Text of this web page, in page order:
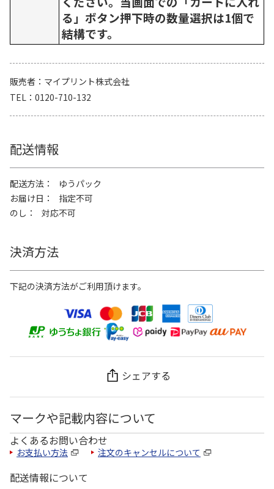
る」ボタン押下時の数量選択は1個で
結構です。
販売者
マイプリント株式会社
TEL
0120-710-132
配送情報
配送方法
ゆうパック
お届け日
指定不可
のし
対応不可
決済方法
下記の決済方法がご利用頂けます。
シェアする
マークや記載内容について
よくあるお問い合わせ
お支払い方法 注文のキャンセルについて
配送情報について